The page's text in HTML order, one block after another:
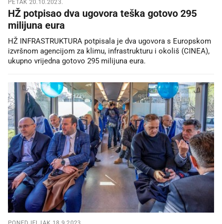
PETAK 20.10.2023.
HŽ potpisao dva ugovora teška gotovo 295
milijuna eura
HŽ INFRASTRUKTURA potpisala je dva ugovora s Europskom
izvršnom agencijom za klimu, infrastrukturu i okoliš (CINEA),
ukupno vrijedna gotovo 295 milijuna eura.